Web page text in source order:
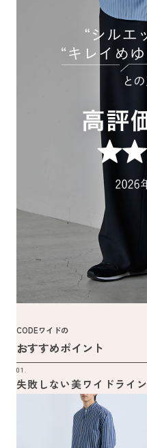
CODEワイドの
おすすめポイント
01.
失敗しない美ワイドライン